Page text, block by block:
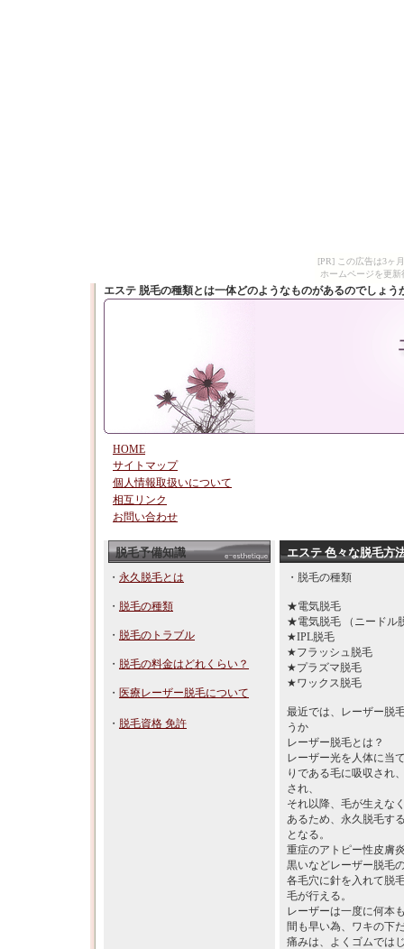
[PR] この広告は3ヶ
ホームページを更
エステ 脱毛の種類とは一体どのようなものがあるのでしょう
HOME
サイトマップ
個人情報取扱いについて
相互リンク
お問い合わせ
脱毛予備知識
・ 永久脱毛とは
・ 脱毛の種類
・ 脱毛のトラブル
・ 脱毛の料金はどれくらい？
・ 医療レーザー脱毛について
・ 脱毛資格 免許
エステ 色々な脱毛方
・脱毛の種類
★電気脱毛
★電気脱毛 （ニードル
★IPL脱毛
★フラッシュ脱毛
★プラズマ脱毛
★ワックス脱毛
最近では、レーザー脱
うか
レーザー脱毛とは？
レーザー光を人体に当
りである毛に吸収され
され、
それ以降、毛が生えな
あるため、永久脱毛す
となる。
重症のアトピー性皮膚
黒いなどレーザー脱毛
各毛穴に針を入れて脱
毛が行える。
レーザーは一度に何本
間も早い為、ワキの下
痛みは、よくゴムでは